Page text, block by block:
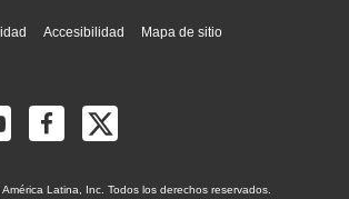
Accesibilidad
Mapa de sitio
Latina, Inc. Todos los derechos reservados.